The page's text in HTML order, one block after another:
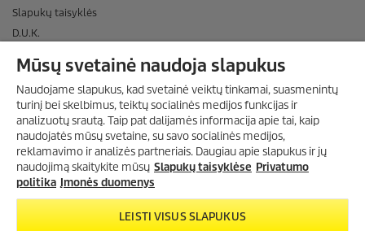
Slapukų taisyklės
D.U.K.
APMOKĖJIMO BŪDAI
PRISTATYMAS
SOCIALINĖ MEDIJA
ĮMONĖS DUOMENYS
INFORMACIJA
UAB „KARCHER" SUTEIKTAS TOP ĮMONĖS ĮVERTINIMAS
Mūsų svetainė naudoja slapukus
Naudojame slapukus, kad svetainė veiktų tinkamai, suasmenintų
turinį bei skelbimus, teiktų socialinės medijos funkcijas ir
analizuotų srautą. Taip pat dalijamės informacija apie tai, kaip
naudojatės mūsų svetaine, su savo socialinės medijos,
reklamavimo ir analizės partneriais. Daugiau apie slapukus ir jų
naudojimą skaitykite mūsų Slapukų taisyklėse Privatumo
politika Įmonės duomenys
LEISTI VISUS SLAPUKUS